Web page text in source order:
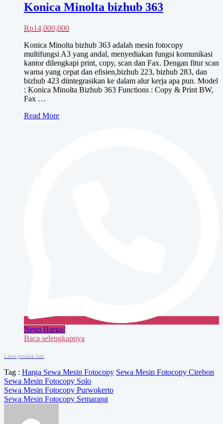
Konica Minolta bizhub 363
Rp14,000,000
Konica Minolta bizhub 363 adalah mesin fotocopy
multifungsi A3 yang andal, menyediakan fungsi komunikasi
kantor dilengkapi print, copy, scan dan Fax. Dengan fitur scan
warna yang cepat dan efisien,bizhub 223, bizhub 283, dan
bizhub 423 diintegrasikan ke dalam alur kerja apa pun. Model
: Konica Minolta Bizhub 363 Functions : Copy & Print BW,
Fax …
Konica
Read More
Nego Harga!
Baca selengkapnya
Lihat produk lain
Tag : Harga Sewa Mesin Fotocopy Sewa Mesin Fotocopy Cirebon
Sewa Mesin Fotocopy Solo
Navigasi
pos
Sewa Mesin Fotocopy Purwokerto
Sewa Mesin Fotocopy Semarang